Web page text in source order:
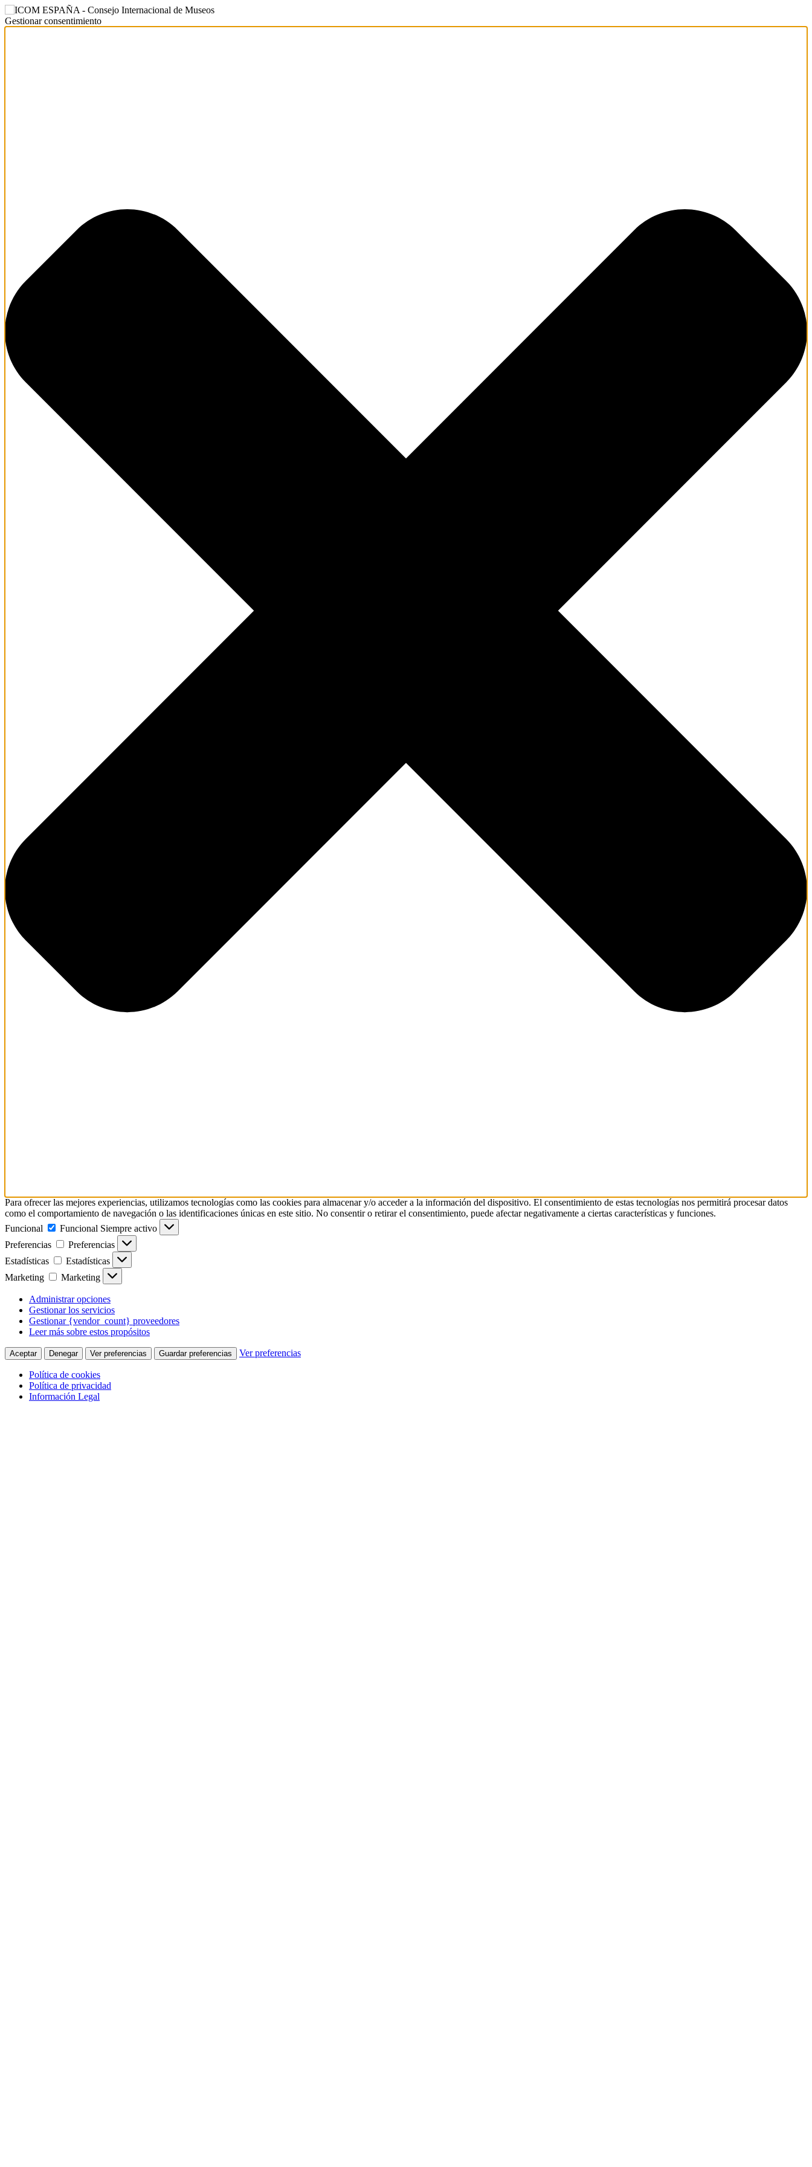
Gestionar consentimiento
Para ofrecer las mejores experiencias, utilizamos tecnologías como las cookies para almacenar y/o acceder a la información del dispositivo. El consentimiento de estas tecnologías nos permitirá procesar datos
como el comportamiento de navegación o las identificaciones únicas en este sitio. No consentir o retirar el consentimiento, puede afectar negativamente a ciertas características y funciones.
Funcional
Funcional Siempre activo
Preferencias
Preferencias
Estadísticas
Estadísticas
Marketing
Marketing
Administrar opciones
Gestionar los servicios
Gestionar {vendor_count} proveedores
Leer más sobre estos propósitos
Aceptar Denegar Ver preferencias Guardar preferencias Ver preferencias
Política de cookies
Política de privacidad
Información Legal